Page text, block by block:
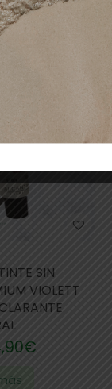
SIN
VIOLETT
€